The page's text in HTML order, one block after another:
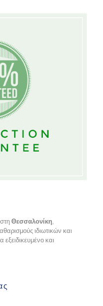
Θεσσαλονίκη,
ιδιωτικών και
και